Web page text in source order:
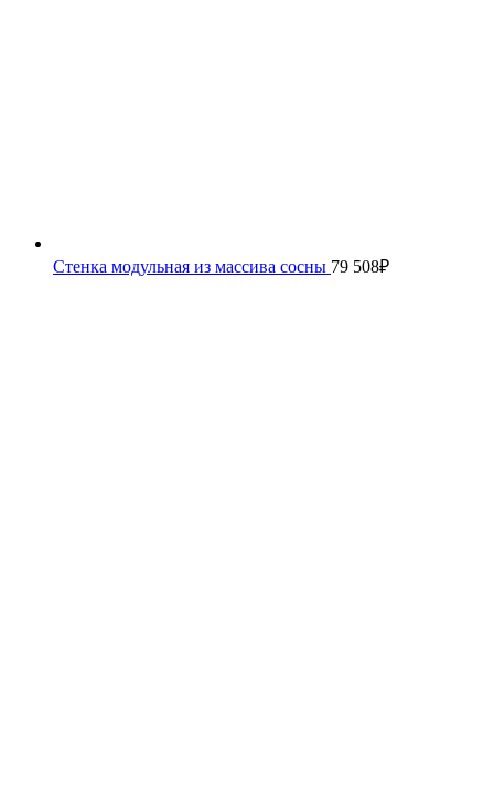
Стенка модульная из массива сосны 79 508₽